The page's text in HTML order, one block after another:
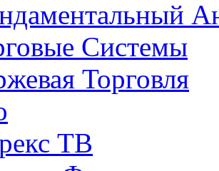
Системы
Торговля
ТВ